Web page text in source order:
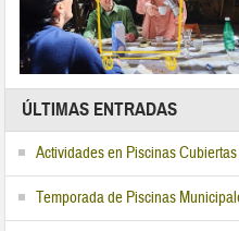
ÚLTIMAS ENTRADAS
Actividades en Piscinas
Temporada de Piscinas